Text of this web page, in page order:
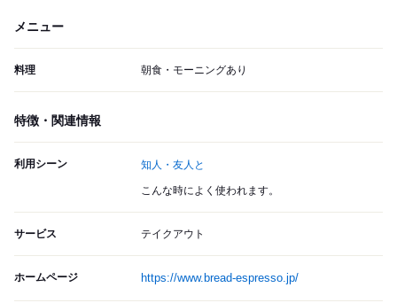
メニュー
料理 朝食・モーニングあり
特徴・関連情報
利用シーン 知人・友人と
こんな時によく使われます。
サービス テイクアウト
ホームページ https://www.bread-espresso.jp/